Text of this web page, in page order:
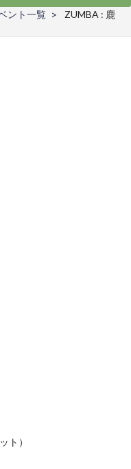
ント一覧
ZUMBA : 鹿
ト）